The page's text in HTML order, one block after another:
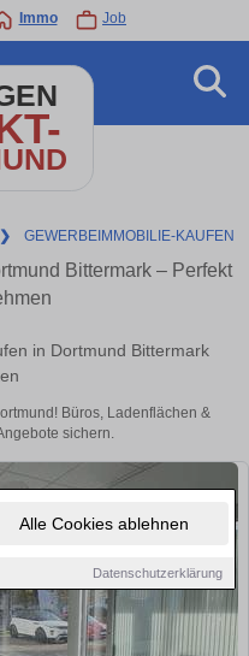
Alle Cookies ablehnen
Datenschutzerklärung
Immo Job
❯ GEWERBEIMMOBILIE-KAUFEN
Bittermark – Perfekt
in Dortmund Bittermark
Büros, Ladenflächen &
sichern.